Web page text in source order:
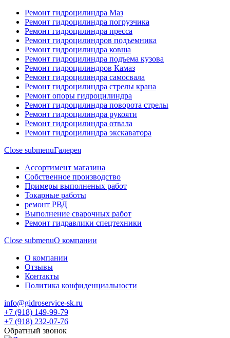
Ремонт гидроцилиндра Маз
Ремонт гидроцилиндра погрузчика
Ремонт гидроцилиндра пресса
Ремонт гидроцилиндров подъемника
Ремонт гидроцилиндра ковша
Ремонт гидроцилиндра подъема кузова
Ремонт гидроцилиндров Камаз
Ремонт гидроцилиндра самосвала
Ремонт гидроцилиндра стрелы крана
Ремонт опоры гидроцилиндра
Ремонт гидроцилиндра поворота стрелы
Ремонт гидроцилиндра рукояти
Ремонт гидроцилиндра отвала
Ремонт гидроцилиндра экскаватора
Close submenuГалерея
Ассортимент магазина
Собственное производство
Примеры выполненых работ
Токарные работы
ремонт РВД
Выполнение сварочных работ
Ремонт гидравлики спецтехники
Close submenuО компании
О компании
Отзывы
Контакты
Политика конфиденциальности
info@gidroservice-sk.ru
+7 (918) 149-99-79
+7 (918) 232-07-76
Обратный звонок